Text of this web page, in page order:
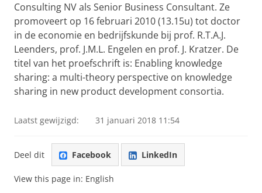
Consulting NV als Senior Business Consultant. Ze
promoveert op 16 februari 2010 (13.15u) tot doctor
in de economie en bedrijfskunde bij prof. R.T.A.J.
Leenders, prof. J.M.L. Engelen en prof. J. Kratzer. De
titel van het proefschrift is: Enabling knowledge
sharing: a multi-theory perspective on knowledge
sharing in new product development consortia.
Laatst gewijzigd: 31 januari 2018 11:54
Deel dit Facebook LinkedIn
View this page in: English